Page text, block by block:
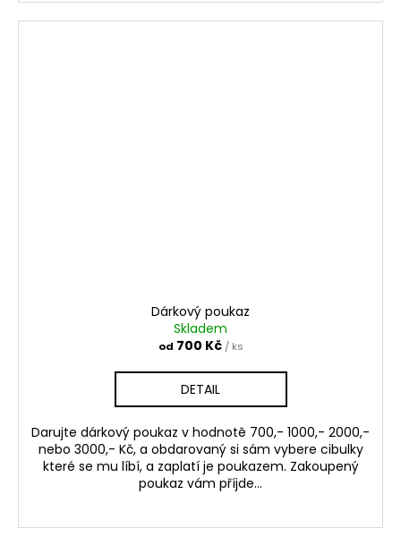
Dárkový poukaz
Skladem
od 700 Kč / ks
DETAIL
Darujte dárkový poukaz v hodnotě 700,- 1000,- 2000,-
nebo 3000,- Kč, a obdarovaný si sám vybere cibulky
které se mu líbí, a zaplatí je poukazem. Zakoupený
poukaz vám příjde...